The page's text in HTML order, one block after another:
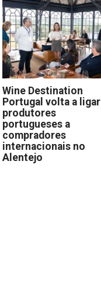
Wine Destination
Portugal volta a ligar
produtores
portugueses a
compradores
internacionais no
Alentejo